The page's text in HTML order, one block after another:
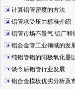
计算铝管密度的方法
铝管承受压力标准介绍
铝管市场不景气 铝厂
铝合金管工业领域的发
纯铝管铝的阳极氧化是
谈今后铝管行业发展
铝合金模板优劣分析及